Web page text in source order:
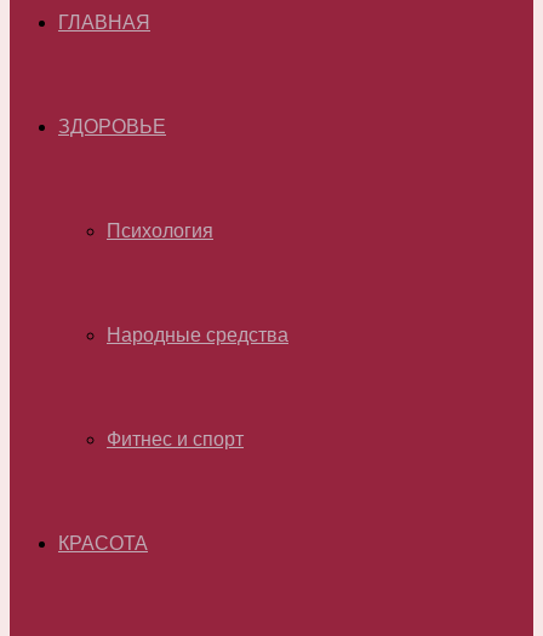
ГЛАВНАЯ
ЗДОРОВЬЕ
Психология
Народные средства
Фитнес и спорт
КРАСОТА